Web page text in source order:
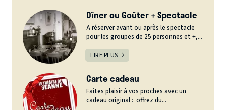
Dîner ou Goûter + Spectacle
A réserver avant ou après le spectacle
pour les groupes de 25 personnes et +,...
LIRE PLUS
Carte cadeau
Faites plaisir à vos proches avec un
cadeau original : offrez du...